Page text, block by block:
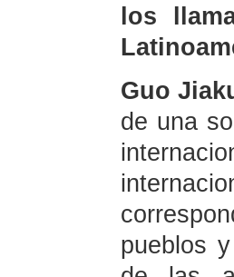
los
Guo
de una
pueblos